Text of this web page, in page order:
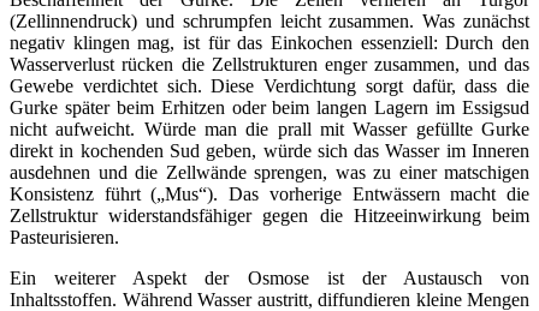
(Zellinnendruck) und schrumpfen leicht zusammen. Was zunächst
negativ klingen mag, ist für das Einkochen essenziell: Durch den
Wasserverlust rücken die Zellstrukturen enger zusammen, und das
Gewebe verdichtet sich. Diese Verdichtung sorgt dafür, dass die
Gurke später beim Erhitzen oder beim langen Lagern im Essigsud
nicht aufweicht. Würde man die prall mit Wasser gefüllte Gurke
direkt in kochenden Sud geben, würde sich das Wasser im Inneren
ausdehnen und die Zellwände sprengen, was zu einer matschigen
Konsistenz führt („Mus“). Das vorherige Entwässern macht die
Zellstruktur widerstandsfähiger gegen die Hitzeeinwirkung beim
Pasteurisieren.
Ein weiterer Aspekt der Osmose ist der Austausch von
Inhaltsstoffen. Während Wasser austritt, diffundieren kleine Mengen